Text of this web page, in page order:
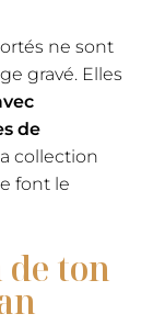
ne sont
gravé. Elles
de
collection
font le
de ton